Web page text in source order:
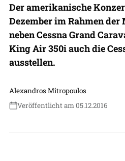
Der amerikanische
Dezember im Rahmen der
neben Cessna Grand
King Air 350i auch die
ausstellen.
Alexandros Mitropoulos
Veröffentlicht am 05.12.2016